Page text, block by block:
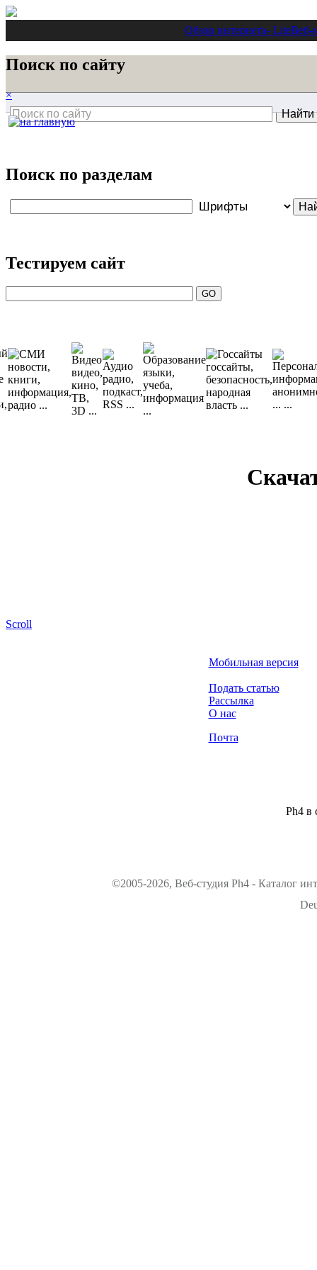
Обзор интернета- LiteВеб-
Поиск по сайту
×
Поиск по разделам
Тестируем сайт
Scroll
Мобильная версия
Подать статью
Рассылка
О нас
Почта
Ph4 в
©2005-2026, Веб-студия Ph4 - Каталог